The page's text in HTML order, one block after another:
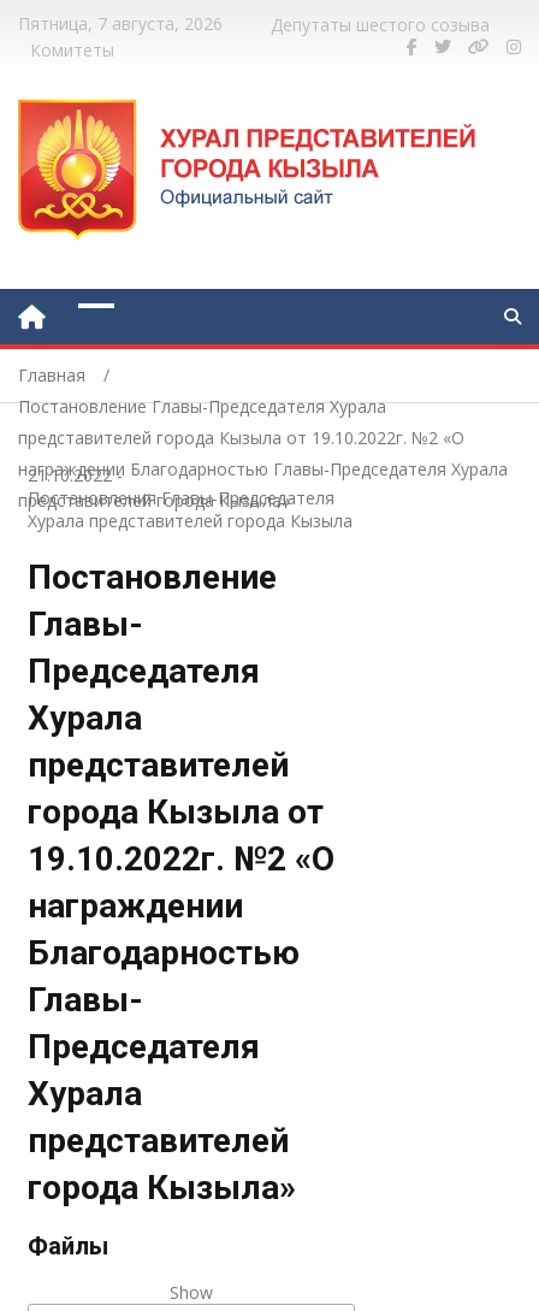
Пятница, 7 августа, 2026
Депутаты шестого созыва
Комитеты
Главная
Постановление Главы-Председателя Хурала
представителей города Кызыла от 19.10.2022г. №2 «О
награждении Благодарностью Главы-Председателя Хурала
представителей города Кызыла»
21.10.2022-
Постановления Главы-Председателя
Хурала представителей города Кызыла
Постановление
Главы-
Председателя
Хурала
представителей
города Кызыла от
19.10.2022г. №2 «О
награждении
Благодарностью
Главы-
Председателя
Хурала
представителей
города Кызыла»
Файлы
Show